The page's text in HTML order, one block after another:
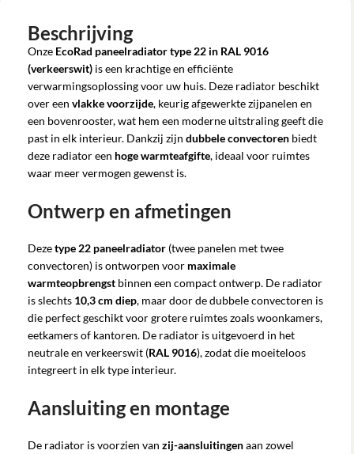
Beschrijving
Onze EcoRad paneelradiator type 22 in RAL 9016
(verkeerswit) is een krachtige en efficiënte
verwarmingsoplossing voor uw huis. Deze radiator beschikt
over een vlakke voorzijde, keurig afgewerkte zijpanelen en
een bovenrooster, wat hem een moderne uitstraling geeft die
past in elk interieur. Dankzij zijn dubbele convectoren biedt
deze radiator een hoge warmteafgifte, ideaal voor ruimtes
waar meer vermogen gewenst is.
Ontwerp en afmetingen
Dezetype 22 paneelradiator (twee panelen met twee
convectoren) is ontworpen voor maximale
warmteopbrengst binnen een compact ontwerp. De radiator
is slechts 10,3 cm diep, maar door de dubbele convectoren is
die perfect geschikt voor grotere ruimtes zoals woonkamers,
eetkamers of kantoren. De radiator is uitgevoerd in het
neutrale en verkeerswit (RAL 9016), zodat die moeiteloos
integreert in elk type interieur.
Aansluiting en montage
De radiator is voorzien van zij-aansluitingenaan zowel